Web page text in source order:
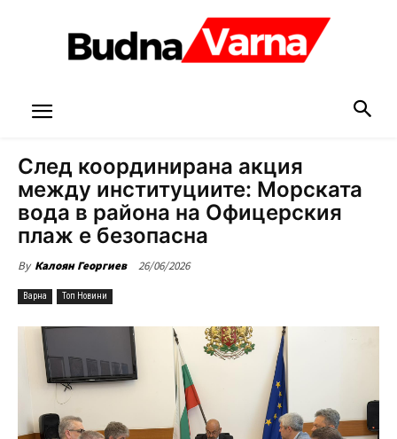
След координирана акция
между институциите: Морската
вода в района на Офицерския
плаж е безопасна
By Калоян Георгиев 26/06/2026
Варна Топ Новини